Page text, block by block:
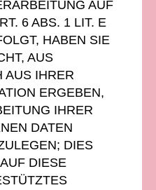
AUF
6 ABS. 1 LIT. E
HABEN SIE
AUS
AUS IHRER
ERGEBEN,
IHRER
DATEN
DIES
DIESE